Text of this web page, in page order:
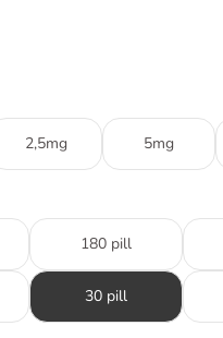
2,5mg 5mg
180 pill
30 pill